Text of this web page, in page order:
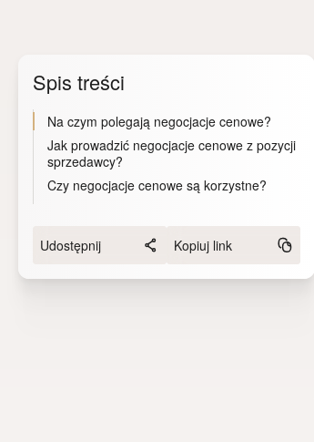
Spis treści
Na czym polegają negocjacje cenowe?
Jak prowadzić negocjacje cenowe z pozycji
sprzedawcy?
Czy negocjacje cenowe są korzystne?
Udostępnij Kopiuj link